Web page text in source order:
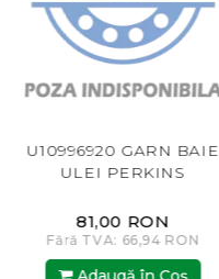
U10996920 GARN BAIE
ULEI PERKINS
81,00 RON
Fără TVA: 66,94 RON